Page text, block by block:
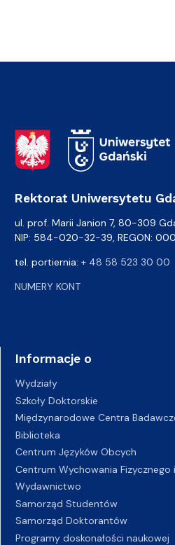
Adres Rektoratu
Rektorat Uniwersytetu
ul. prof. Marii Janion 7, 80-309
NIP: 584-020-32-39, REGON:
tel. portiernia: + 48 58 523 30 00
NUMERY KONT
Informacje o
Wydziały
Szkoły Doktorskie
Międzynarodowe Centra
Biblioteka
Centrum Języków Obcych
Centrum Wychowania Fizycznego
Wydawnictwo
Samorząd Studentów
Samorząd Doktorantów
Programy doskonałości naukowej